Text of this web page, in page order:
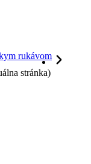
rukávom
stránka)